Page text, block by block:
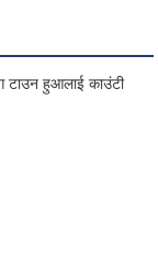
टाउन हुआलाई काउंटी